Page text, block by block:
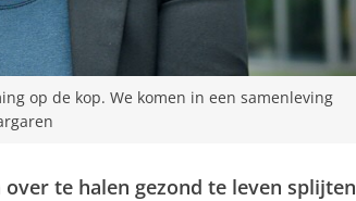
op de kop. We komen in een samenleving
te halen gezond te leven splijten